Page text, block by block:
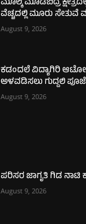
ವೆಚ್ಚದಲ್ಲಿ ಮೂರು
August 9, 2026
ಕಡಂದಲೆ ವಿದ್ಯಾಗಿರಿ
ಅಳವಡಿಸಲು ಗುದ್ದಲಿ ಪೂಜೆ
August 9, 2026
ಪರಿಸರ ಜಾಗೃತಿ ಗಿಡ ನಾಟಿ
August 9, 2026